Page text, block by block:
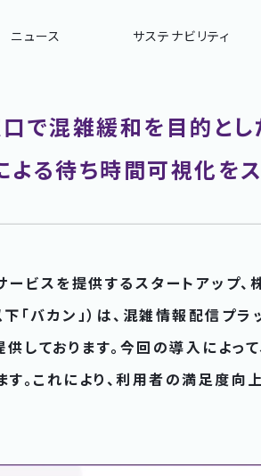
ニュース サステナビリティ
で混雑緩和を目的とし
よる待ち時間可視化を
ビスを提供するスタートアップ、
「バカン」）は、混雑情報配信プラ
しております。今回の導入によっ
。これにより、利用者の満足度